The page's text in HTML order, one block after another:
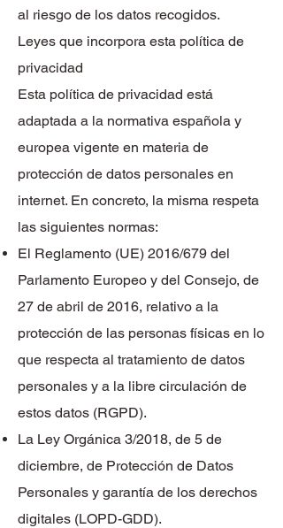
al riesgo de los datos recogidos.
Leyes que incorpora esta política de
privacidad
Esta política de privacidad está
adaptada a la normativa española y
europea vigente en materia de
protección de datos personales en
internet. En concreto, la misma respeta
las siguientes normas:
El Reglamento (UE) 2016/679 del
Parlamento Europeo y del Consejo, de
27 de abril de 2016, relativo a la
protección de las personas físicas en lo
que respecta al tratamiento de datos
personales y a la libre circulación de
estos datos (RGPD).
La Ley Orgánica 3/2018, de 5 de
diciembre, de Protección de Datos
Personales y garantía de los derechos
digitales (LOPD-GDD).